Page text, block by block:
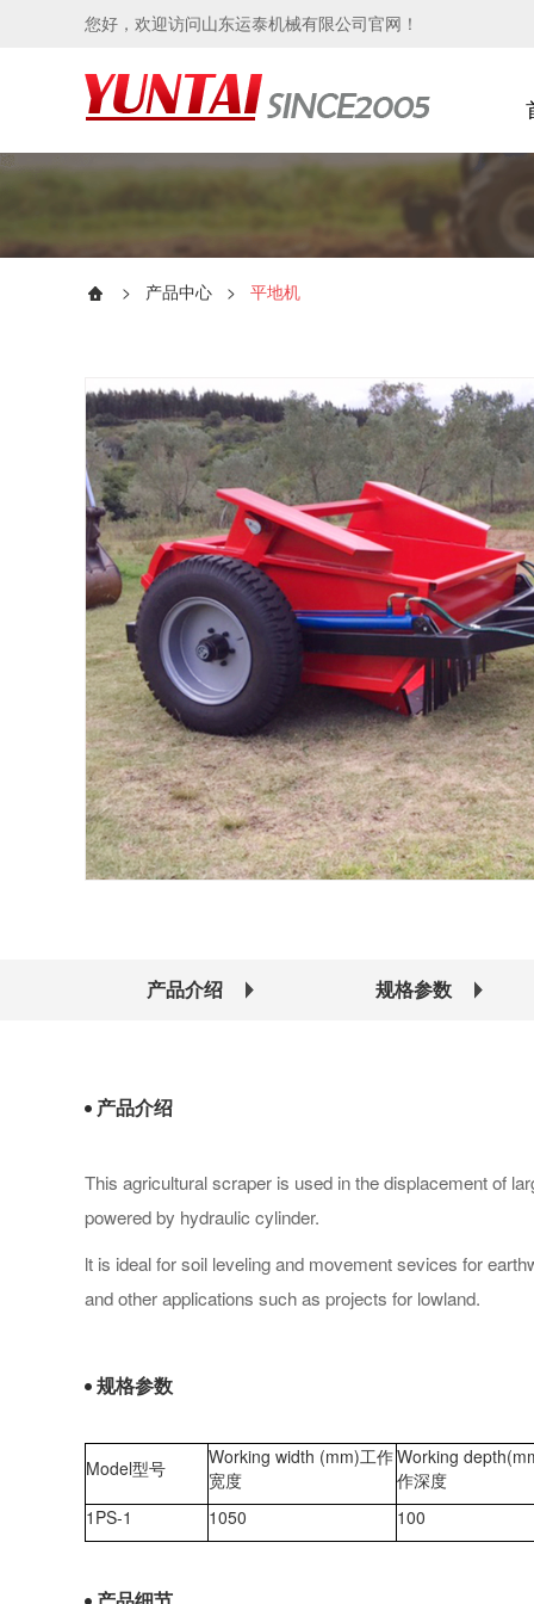
您好，欢迎访问山东运泰机械有限公司官网！
> 产品中心 > 平地机
产品介绍 规格参数
产品介绍
This agricultural scraper is used in the displacement of
powered by hydraulic cylinder.
lt is ideal for soil leveling and movement sevices for
and other applications such as projects for lowland.
规格参数
Model型号
Working width (mm)工作
宽度
Working
作深度
1PS-1
1050 100